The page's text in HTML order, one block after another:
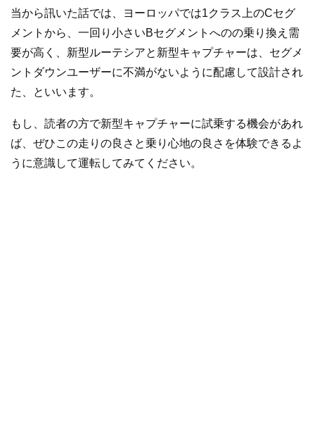
当から訊いた話では、ヨーロッパでは1クラス上のCセグ
メントから、一回り小さいBセグメントへのの乗り換え需
要が高く、新型ルーテシアと新型キャプチャーは、セグメ
ントダウンユーザーに不満がないように配慮して設計され
た、といいます。
もし、読者の方で新型キャプチャーに試乗する機会があれ
ば、ぜひこの走りの良さと乗り心地の良さを体験できるよ
うに意識して運転してみてください。